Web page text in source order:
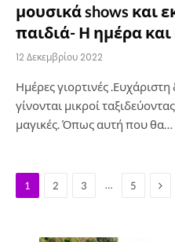
μουσικά shows και
παιδιά- Η ημέρα
12 Δεκεμβρίου 2022
Ημέρες γιορτινές
γίνονται μικροί
μαγικές. Όπως αυτή που θα…
1 2 3 … 5 Next